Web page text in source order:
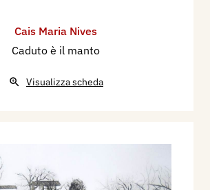
Cais Maria Nives
Caduto è il manto
Visualizza scheda